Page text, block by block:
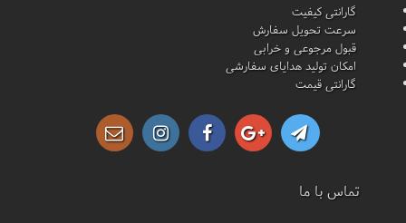
گارانتی کیفیت
سرعت تحویل سفارش
قبول مرجوعی و خرابی
امکان تولید هدایای سفارشی
گارانتی قیمت
تماس با ما